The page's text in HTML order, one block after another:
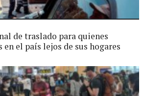
de traslado para quienes
en el país lejos de sus hogares